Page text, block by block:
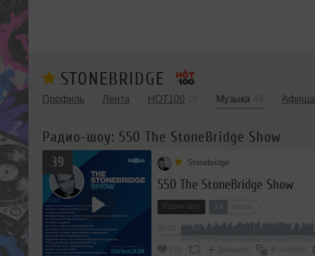
STONEBRIDGE
Профиль Лента HOT100 Музыка Афиша
Радио-шоу: 550 The StoneBridge Show
39 Stonebridge
550 The StoneBridge Show
Радио-шоу House
153 Добавить В очередь